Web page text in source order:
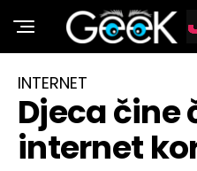
INTERNET
Djeca čine
internet